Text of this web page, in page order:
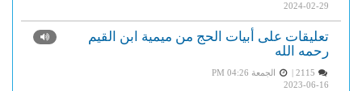
2024-02-29
تعليقات على أبيات الحج من ميمية ابن القيم
رحمه الله
الجمعة PM 04:26
2023-06-16